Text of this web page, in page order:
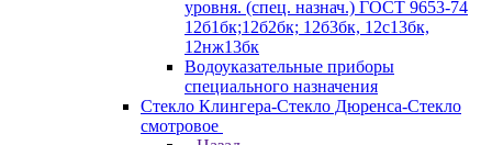
уровня. (спец. назнач.) ГОСТ 9653-74
12б1бк;12б2бк; 12б3бк, 12с13бк,
12нж13бк
Водоуказательные приборы
специального назначения
Стекло Клингера-Стекло Дюренса-Стекло
смотровое